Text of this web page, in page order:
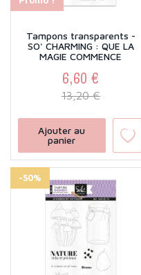
Tampons transparents -
SO' CHARMING : QUE LA
MAGIE COMMENCE
Prix
6,60 €
Prix de base
13,20 €
Ajouter au
panier
-50%